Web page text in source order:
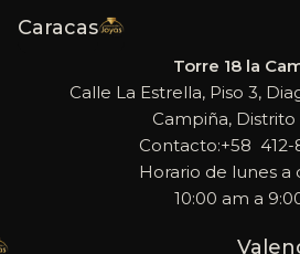
Caracas
Torre 18 la
Calle La Estrella, Piso 3,
Campiña, Distrito
Contacto:+58 412-
Horario de lunes a
10:00 am a